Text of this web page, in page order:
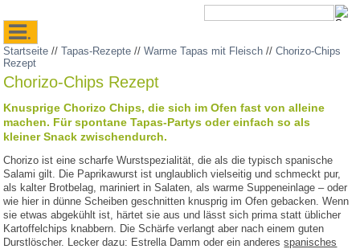
.
Startseite //Tapas-Rezepte //Warme Tapas mit Fleisch //Chorizo-Chips
Rezept
Chorizo-Chips Rezept
Knusprige Chorizo Chips, die sich im Ofen fast von alleine
machen. Für spontane Tapas-Partys oder einfach so als
kleiner Snack zwischendurch.
Chorizo ist eine scharfe Wurstspezialität, die als die typisch spanische
Salami gilt. Die Paprikawurst ist unglaublich vielseitig und schmeckt pur,
als kalter Brotbelag, mariniert in Salaten, als warme Suppeneinlage – oder
wie hier in dünne Scheiben geschnitten knusprig im Ofen gebacken. Wenn
sie etwas abgekühlt ist, härtet sie aus und lässt sich prima statt üblicher
Kartoffelchips knabbern. Die Schärfe verlangt aber nach einem guten
Durstlöscher. Lecker dazu: Estrella Damm oder ein anderesspanisches